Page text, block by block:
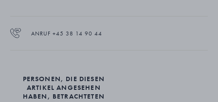
ANRUF +45 38 14 90 44
PERSONEN, DIE DIESEN
ARTIKEL ANGESEHEN
HABEN, BETRACHTETEN